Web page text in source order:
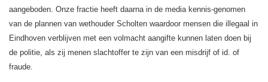
aangeboden. Onze fractie heeft daarna in de media kennis-genomen
van de plannen van wethouder Scholten waardoor mensen die illegaal in
Eindhoven verblijven met een volmacht aangifte kunnen laten doen bij
de politie, als zij menen slachtoffer te zijn van een misdrijf of id. of
fraude.